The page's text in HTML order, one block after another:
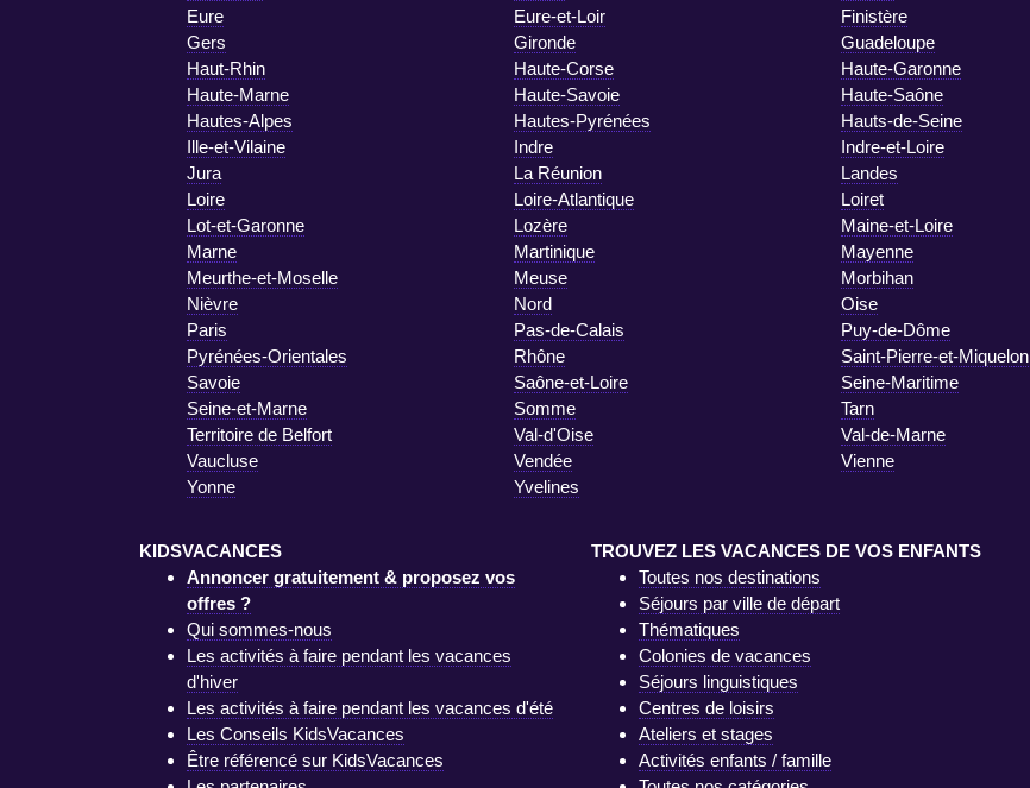
Eure
Eure-et-Loir Finistère
Gers
Gironde Guadeloupe
Haut-Rhin
Haute-Corse Haute-Garonne
Haute-Marne
Haute-Savoie Haute-Saône
Hautes-Alpes
Hautes-Pyrénées Hauts-de-Seine
Ille-et-Vilaine
Indre Indre-et-Loire
Jura
La Réunion Landes
Loire
Loire-Atlantique Loiret
Lot-et-Garonne
Lozère Maine-et-Loire
Marne
Martinique Mayenne
Meurthe-et-Moselle
Meuse Morbihan
Nièvre
Nord Oise
Paris
Pas-de-Calais Puy-de-Dôme
Pyrénées-Orientales
Rhône Saint-Pierre-et-Miquelon
Savoie
Saône-et-Loire Seine-Maritime
Seine-et-Marne
Somme Tarn
Territoire de Belfort
Val-d'Oise Val-de-Marne
Vaucluse
Vendée Vienne
Yonne
Yvelines
KIDSVACANCES
Annoncer gratuitement & proposez vos
offres ?
Qui sommes-nous
Les activités à faire pendant les vacances
d'hiver
Les activités à faire pendant les vacances d'été
Les Conseils KidsVacances
Être référencé sur KidsVacances
TROUVEZ LES VACANCES DE VOS ENFANTS
Toutes nos destinations
Séjours par ville de départ
Thématiques
Colonies de vacances
Séjours linguistiques
Centres de loisirs
Ateliers et stages
Activités enfants / famille